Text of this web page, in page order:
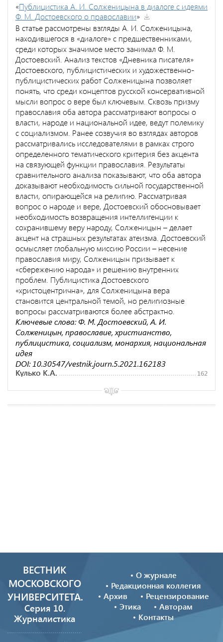
«Публицистика А. И. Солженицына в диалоге с идеями
Ф. М. Достоевского о православии»
В статье рассмотрены взгляды А. И. Солженицына,
находившегося в «диалоге» с предшественниками,
среди которых значимое место занимал Ф. М.
Достоевский. Анализ текстов «Дневника писателя»
Достоевского, публицистических и художественно-
публицистических работ Солженицына позволяет
понять, что среди концептов русской консервативной
мысли вопрос о вере был ключевым. Сквозь призму
православия оба автора рассматривают вопросы о
власти, народе и национальной идее, ведут полемику
с социализмом. Ранее созвучия во взглядах авторов
рассматривались исследователями в рамках строго
определенного тематического критерия без акцента
на связующей функции православия. Результаты
сравнительного анализа показывают, что оба автора
доказывают необходимость сильной государственной
власти, опирающейся на религию. Рассматривая
вопрос о народе и вере, Достоевский обосновывает
необходимость возвращения интеллигенции к
сохранившему веру народу, Солженицын – делает
акцент на страшных результатах атеизма. Достоевский
осмысляет глобальную миссию России – несение
православия миру, Солженицын призывает к
«сбережению народа» и решению внутренних
проблем. Публицистика Достоевского
«христоцентрична», для Солженицына вера
становится центральной темой, но религиозные
вопросы рассматриваются более абстрактно.
Ключевые слова: Ф. М. Достоевский, А. И.
Солженицын, православие, христианство,
публицистика, социализм, монархия, национальная
идея
DOI: 10.30547/vestnik.journ.5.2021.162183
Кулько К.А.
162
ВЕСТНИК
МОСКОВСКОГО
УНИВЕРСИТЕТА.
Серия 10.
Журналистика
О журнале
Редакционная коллегия
Архив
Рецензирование
Этика
Авторам
Контакты